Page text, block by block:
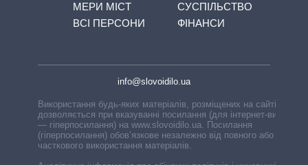
МЕРИ МІСТ
ВСІ ПЕРСОНИ
СУСПІЛЬСТВО
ФІНАНСИ
info@slovoidilo.ua
Використання будь-яких матеріалів, розміщених на сайті,
дозволяється при вказуванні посилання (для інтернет-видань
— гіперпосилання) на www.slovoidilo.ua. Посилання
(гіперпосилання) обов’язкове незалежно від повного або
часткового використання матеріалів.